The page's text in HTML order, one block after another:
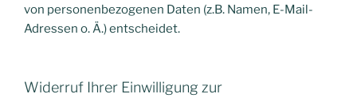
von personenbezogenen Daten (z.B. Namen, E-Mail-
Adressen o. Ä.) entscheidet.
Widerruf Ihrer Einwilligung zur